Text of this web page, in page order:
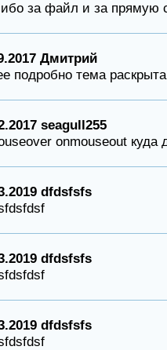
за файл и за прямую
Дмитрий
подробно тема
seagull255
onmouseout куда
dfdsfsfs
dfdsfsfs
dfdsfsfs